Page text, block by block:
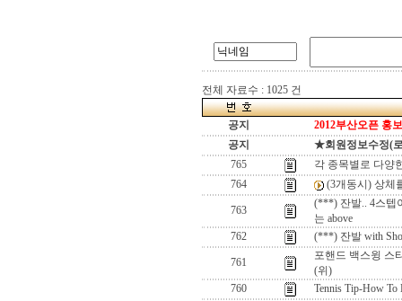
전체 자료수 : 1025 건
공지
2012부산오픈 홍
공지
★회원정보수정(
765
각 종목별로 다양
764
(3개동시) 상체
763
(***) 잔발.. 4스텝
는 above
762
(***) 잔발 with
761
포핸드 백스윙 스
(위)
760
Tennis Tip-How To